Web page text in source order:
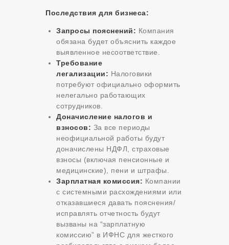
Последствия для бизнеса:
Запросы пояснений: Компания
обязана будет объяснить каждое
выявленное несоответствие.
Требование
легализации: Налоговики
потребуют официально оформить
нелегально работающих
сотрудников.
Доначисление налогов и
взносов: За все периоды
неофициальной работы будут
доначислены НДФЛ, страховые
взносы (включая пенсионные и
медицинские), пени и штрафы.
Зарплатная комиссия: Компании
с системными расхождениями или
отказавшиеся давать пояснения/
исправлять отчетность будут
вызваны на “зарплатную
комиссию” в ИФНС для жесткого